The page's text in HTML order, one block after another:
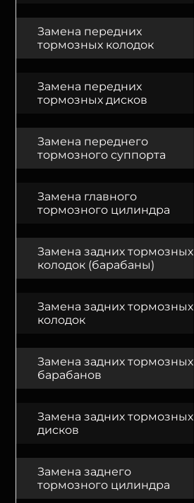
Замена передних
тормозных колодок
Замена передних
тормозных дисков
Замена переднего
тормозного суппорта
Замена главного
тормозного цилиндра
Замена задних тормозных
колодок (барабаны)
Замена задних тормозных
колодок
Замена задних тормозных
барабанов
Замена задних тормозных
дисков
Замена заднего
тормозного цилиндра